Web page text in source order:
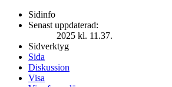
Sidinfo
Senast uppdaterad:
2025 kl. 11.37.
Sidverktyg
Sida
Diskussion
Visa